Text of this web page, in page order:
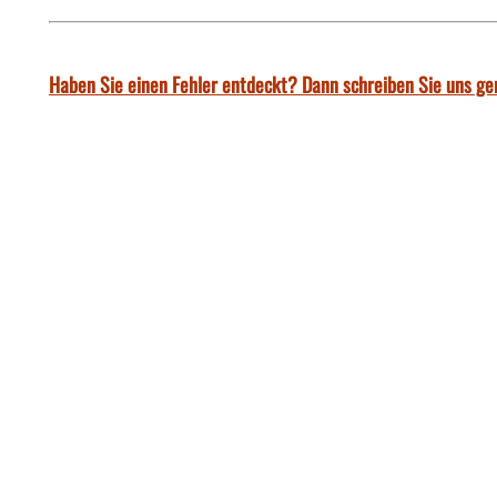
Haben Sie einen Fehler entdeckt? Dann schreiben Sie uns